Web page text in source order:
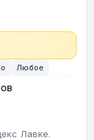
Любое
Лавке.